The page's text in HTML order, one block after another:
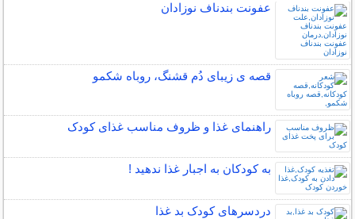
عفونت بندناف نوزادان
قصه ی زیبای دُم قشنگ، روباه شکمو
راهنمای غذا و ظروف مناسب غذای کودک
به کودکان به اجبار غذا ندهید !
دردسرهای کودک بد غذا